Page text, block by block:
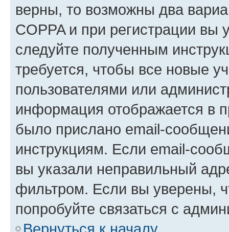
верны, то возможны два
COPPA и при регистрации вы
следуйте полученным
требуется, чтобы все новые
пользователями или
информация отображается в
было прислано email-
инструкциям. Если email-
вы указали неправильный
фильтром. Если вы уверены,
попробуйте связаться с
Вернуться к началу